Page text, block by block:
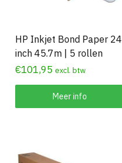
HP Inkjet Bond Paper 24
inch 45.7m | 5 rollen
€101,95 excl. btw
Meer info